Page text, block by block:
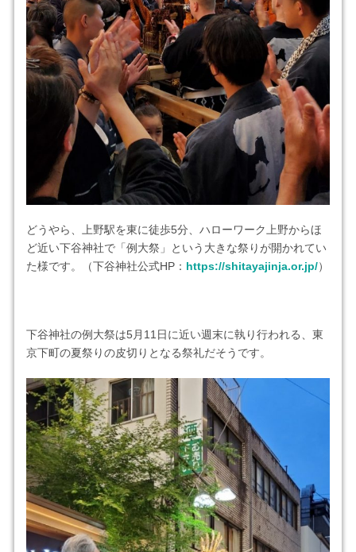
どうやら、上野駅を東に徒歩5分、ハローワーク上野からほ
ど近い下谷神社で「例大祭」という大きな祭りが開かれてい
た様です。（下谷神社公式HP： https://shitayajinja.or.jp/）
下谷神社の例大祭は5月11日に近い週末に執り行われる、東
京下町の夏祭りの皮切りとなる祭礼だそうです。